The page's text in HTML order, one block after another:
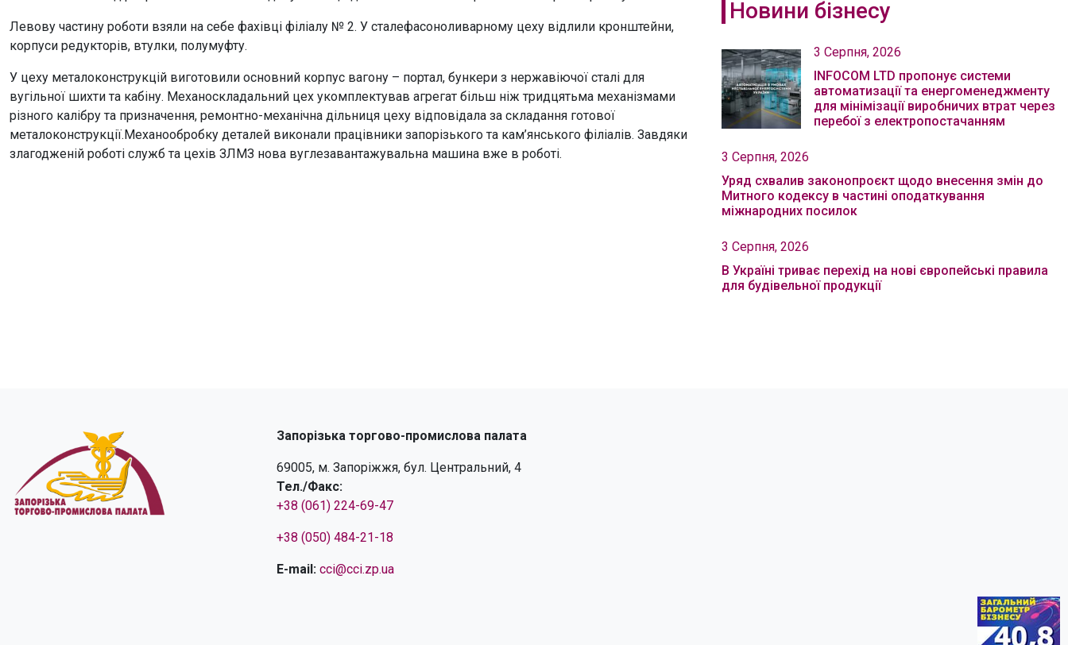
Левову частину роботи взяли на себе фахівці філіалу № 2. У сталефасоноливарному цеху відлили кронштейни,
корпуси редукторів, втулки, полумуфту.
У цеху металоконструкцій виготовили основний корпус вагону – портал, бункери з нержавіючої сталі для
вугільної шихти та кабіну. Механоскладальний цех укомплектував агрегат більш ніж тридцятьма механізмами
різного калібру та призначення, ремонтно-механічна дільниця цеху відповідала за складання готової
металоконструкції.Механообробку деталей виконали працівники запорізького та кам’янського філіалів. Завдяки
злагодженій роботі служб та цехів ЗЛМЗ нова вуглезавантажувальна машина вже в роботі.
Новини бізнесу
3 Серпня, 2026
INFOCOM LTD пропонує системи
автоматизації та енергоменеджменту
для мінімізації виробничих втрат через
перебої з електропостачанням
3 Серпня, 2026
Уряд схвалив законопроєкт щодо внесення змін до
Митного кодексу в частині оподаткування
міжнародних посилок
3 Серпня, 2026
В Україні триває перехід на нові європейські правила
для будівельної продукції
Запорізька торгово-промислова палата
69005, м. Запоріжжя, бул. Центральний, 4
Тел./Факс:
+38 (061) 224-69-47
+38 (050) 484-21-18
E-mail: cci@cci.zp.ua